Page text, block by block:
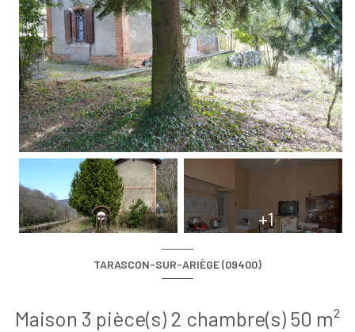
+1
TARASCON-SUR-ARIÈGE (09400)
Maison 3 pièce(s) 2 chambre(s) 50 m²